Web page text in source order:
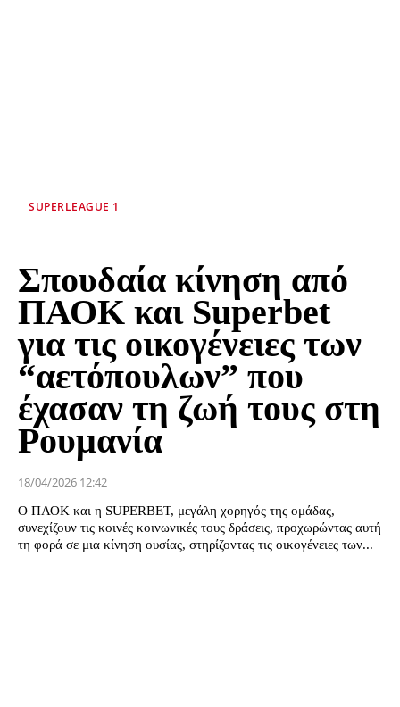
SUPERLEAGUE 1
Σπουδαία κίνηση από
ΠΑΟΚ και Superbet
για τις οικογένειες των
“αετόπουλων” που
έχασαν τη ζωή τους στη
Ρουμανία
18/04/2026 12:42
Ο ΠΑΟΚ και η SUPERBET, μεγάλη χορηγός της ομάδας,
συνεχίζουν τις κοινές κοινωνικές τους δράσεις, προχωρώντας αυτή
τη φορά σε μια κίνηση ουσίας, στηρίζοντας τις οικογένειες των...